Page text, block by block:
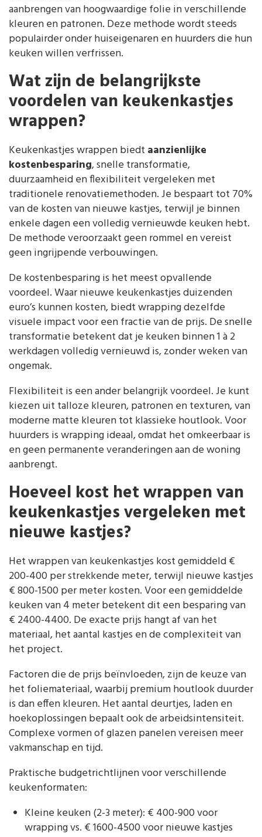
aanbrengen van hoogwaardige folie in verschillende
kleuren en patronen. Deze methode wordt steeds
populairder onder huiseigenaren en huurders die hun
keuken willen verfrissen.
Wat zijn de belangrijkste
voordelen van keukenkastjes
wrappen?
Keukenkastjes wrappen biedt aanzienlijke
kostenbesparing, snelle transformatie,
duurzaamheid en flexibiliteit vergeleken met
traditionele renovatiemethoden. Je bespaart tot 70%
van de kosten van nieuwe kastjes, terwijl je binnen
enkele dagen een volledig vernieuwde keuken hebt.
De methode veroorzaakt geen rommel en vereist
geen ingrijpende verbouwingen.
De kostenbesparing is het meest opvallende
voordeel. Waar nieuwe keukenkastjes duizenden
euro’s kunnen kosten, biedt wrapping dezelfde
visuele impact voor een fractie van de prijs. De snelle
transformatie betekent dat je keuken binnen 1 à 2
werkdagen volledig vernieuwd is, zonder weken van
ongemak.
Flexibiliteit is een ander belangrijk voordeel. Je kunt
kiezen uit talloze kleuren, patronen en texturen, van
moderne matte kleuren tot klassieke houtlook. Voor
huurders is wrapping ideaal, omdat het omkeerbaar is
en geen permanente veranderingen aan de woning
aanbrengt.
Hoeveel kost het wrappen van
keukenkastjes vergeleken met
nieuwe kastjes?
Het wrappen van keukenkastjes kost gemiddeld €
200-400 per strekkende meter, terwijl nieuwe kastjes
€ 800-1500 per meter kosten. Voor een gemiddelde
keuken van 4 meter betekent dit een besparing van
€ 2400-4400. De exacte prijs hangt af van het
materiaal, het aantal kastjes en de complexiteit van
het project.
Factoren die de prijs beïnvloeden, zijn de keuze van
het foliemateriaal, waarbij premium houtlook duurder
is dan effen kleuren. Het aantal deurtjes, laden en
hoekoplossingen bepaalt ook de arbeidsintensiteit.
Complexe vormen of glazen panelen vereisen meer
vakmanschap en tijd.
Praktische budgetrichtlijnen voor verschillende
keukenformaten:
Kleine keuken (2-3 meter): € 400-900 voor
wrapping vs. € 1600-4500 voor nieuwe kastjes